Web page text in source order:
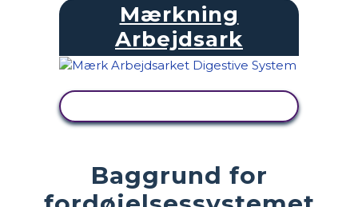
Mærkning
Arbejdsark
Baggrund for